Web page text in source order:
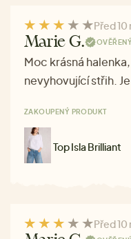
Před 10
Marie G.
Moc krásná
nevyhovující střih.
ZAKOUPENÝ PRODUKT
Top Isla Brilliant
Před 10